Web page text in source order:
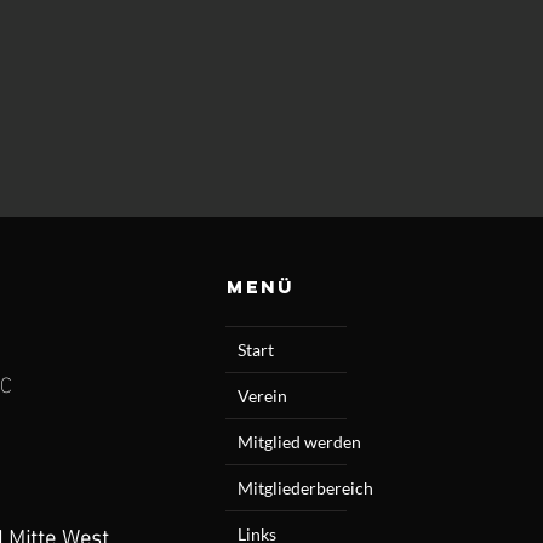
Mitte West
Menü
Start
Verein
Mitglied werden
Mitgliederbereich
Links